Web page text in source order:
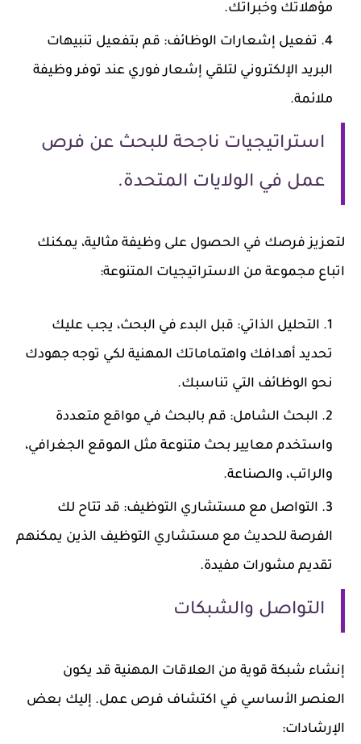
مؤهلاتك وخبراتك.
تفعيل إشعارات الوظائف: قم بتفعيل تنبيهات
البريد الإلكتروني لتلقي إشعار فوري عند توفر وظيفة
ملائمة.
استراتيجيات ناجحة للبحث عن فرص
عمل في الولايات المتحدة.
لتعزيز فرصك في الحصول على وظيفة مثالية، يمكنك
اتباع مجموعة من الاستراتيجيات المتنوعة:
التحليل الذاتي: قبل البدء في البحث، يجب عليك
تحديد أهدافك واهتماماتك المهنية لكي توجه جهودك
نحو الوظائف التي تناسبك.
البحث الشامل: قم بالبحث في مواقع متعددة
واستخدم معايير بحث متنوعة مثل الموقع الجغرافي،
والراتب، والصناعة.
التواصل مع مستشاري التوظيف: قد تتاح لك
الفرصة للحديث مع مستشاري التوظيف الذين يمكنهم
تقديم مشورات مفيدة.
التواصل والشبكات
إنشاء شبكة قوية من العلاقات المهنية قد يكون
العنصر الأساسي في اكتشاف فرص عمل. إليك بعض
الإرشادات: